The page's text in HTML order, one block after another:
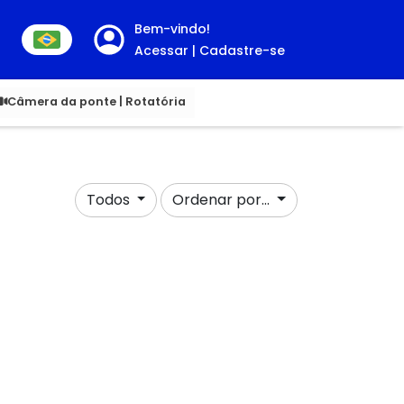
Bem-vindo!
Acessar | Cadastre-se
Câmera da ponte | Rotatória
Todos Ordenar por...